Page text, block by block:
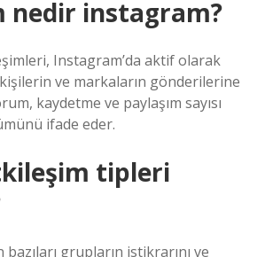
nedir instagram?
Instagram’da aktif olarak
ve markaların gönderilerine
kaydetme ve paylaşım sayısı
ifade eder.
tipleri
grupların istikrarını ve